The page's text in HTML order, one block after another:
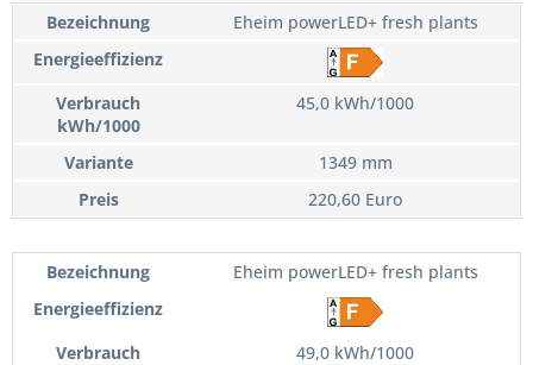
Eheim powerLED+ fresh plants
45,0 kWh/1000
1349 mm
220,60 Euro
Eheim powerLED+ fresh plants
49,0 kWh/1000